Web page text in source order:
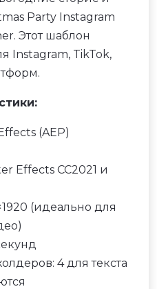
Party Instagram
Этот шаблон
Instagram, TikTok,
(AEP)
Effects CC2021 и
(идеально для
4 для текста